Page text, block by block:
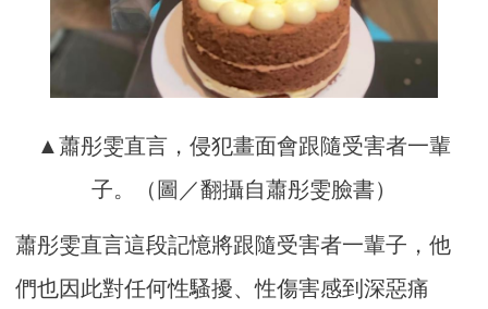
▲蕭彤雯直言，侵犯畫面會跟隨受害者一輩
子。（圖／翻攝自蕭彤雯臉書）
蕭彤雯直言這段記憶將跟隨受害者一輩子，他
們也因此對任何性騷擾、性傷害感到深惡痛